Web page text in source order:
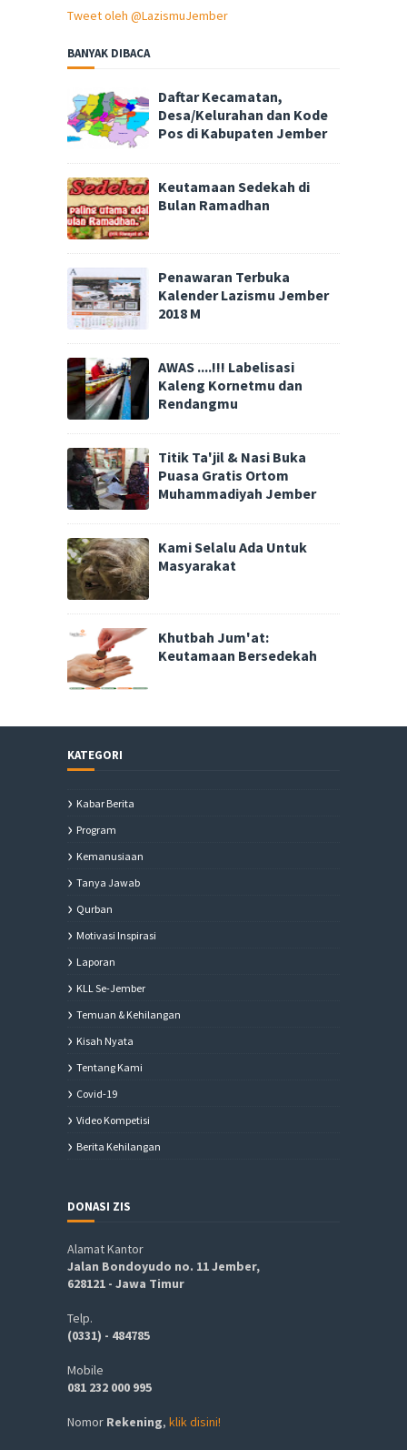
Tweet oleh @LazismuJember
BANYAK DIBACA
Daftar Kecamatan,
Desa/Kelurahan dan Kode
Pos di Kabupaten Jember
Keutamaan Sedekah di
Bulan Ramadhan
Penawaran Terbuka
Kalender Lazismu Jember
2018 M
AWAS ....!!! Labelisasi
Kaleng Kornetmu dan
Rendangmu
Titik Ta'jil & Nasi Buka
Puasa Gratis Ortom
Muhammadiyah Jember
Kami Selalu Ada Untuk
Masyarakat
Khutbah Jum'at:
Keutamaan Bersedekah
KATEGORI
Kabar Berita
Program
Kemanusiaan
Tanya Jawab
Qurban
Motivasi Inspirasi
Laporan
KLL Se-Jember
Temuan & Kehilangan
Kisah Nyata
Tentang Kami
Covid-19
Video Kompetisi
Berita Kehilangan
DONASI ZIS
Alamat Kantor
Jalan Bondoyudo no. 11 Jember,
628121 - Jawa Timur
Telp.
(0331) - 484785
Mobile
081 232 000 995
Nomor Rekening, klik disini!